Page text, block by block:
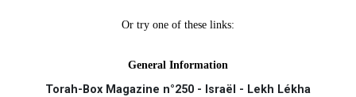
Torah-Box Magazine n°250 - Israël - Lekh Lékha